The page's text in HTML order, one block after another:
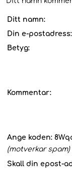
Ditt namn:
Din e-postadress:
Betyg:
Kommentar:
Ange koden:
(motverkar spam)
Skall din epost-